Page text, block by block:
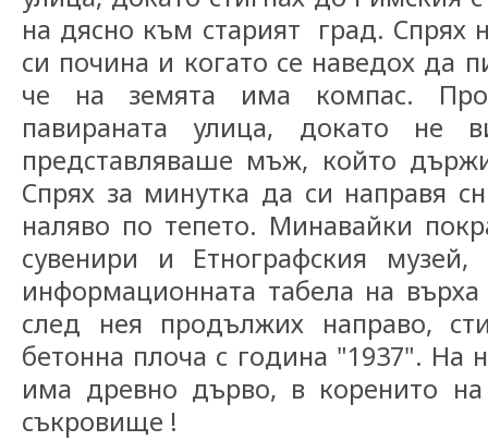
на дясно към старият град. Спрях
си почина и когато се наведох да
че на земята има компас.
павираната улица, докато не
представляваше мъж, който
Спрях за минутка да си направя
наляво по тепето. Минавайки
сувенири и Етнографския
информационната табела на
след нея продължих направо,
бетонна плоча с година "1937". На
има древно дърво, в коренито
съкровище !